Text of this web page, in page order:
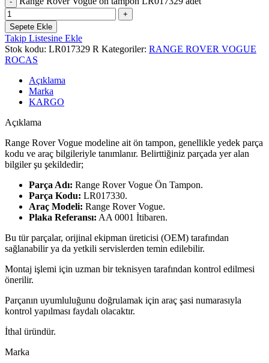
Sepete Ekle
Takip Listesine Ekle
Stok kodu: LR017329 R Kategoriler: RANGE ROVER VOGUE
ROCAS
Açıklama
Marka
KARGO
Açıklama
Range Rover Vogue modeline ait ön tampon, genellikle yedek parça
kodu ve araç bilgileriyle tanımlanır. Belirttiğiniz parçada yer alan
bilgiler şu şekildedir;
Parça Adı: Range Rover Vogue Ön Tampon.
Parça Kodu: LR017330.
Araç Modeli: Range Rover Vogue.
Plaka Referansı: AA 0001 İtibaren.
Bu tür parçalar, orijinal ekipman üreticisi (OEM) tarafından
sağlanabilir ya da yetkili servislerden temin edilebilir.
Montaj işlemi için uzman bir teknisyen tarafından kontrol edilmesi
önerilir.
Parçanın uyumluluğunu doğrulamak için araç şasi numarasıyla
kontrol yapılması faydalı olacaktır.
İthal üründür.
Marka